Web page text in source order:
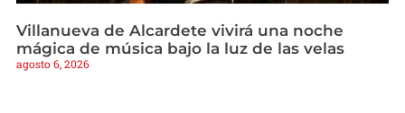
Villanueva de Alcardete vivirá una noche
mágica de música bajo la luz de las velas
agosto 6, 2026